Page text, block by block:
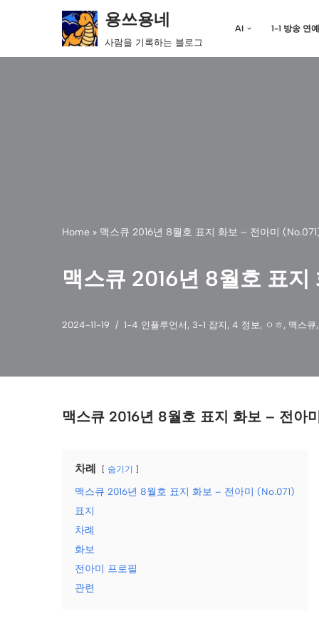
텐
용쓰용네
사람을 기록하는 블로그
AI 1-1 방송 연예
Home » 맥스큐 2016년 8월호 표지 화보 – 전아미
맥스큐 2016년 8월호 표
2024-11-19 1-4 인플루언서 , 3-1 잡지 , 4 정보, ㅇㅎ , 맥스큐
맥스큐 2016년 8월호 표지 화보 – 전아
차례 숨기기
맥스큐 2016년 8월호 표지 화보 – 전아미 (No.071)
표지
차례
화보
전아미 프로필
관련